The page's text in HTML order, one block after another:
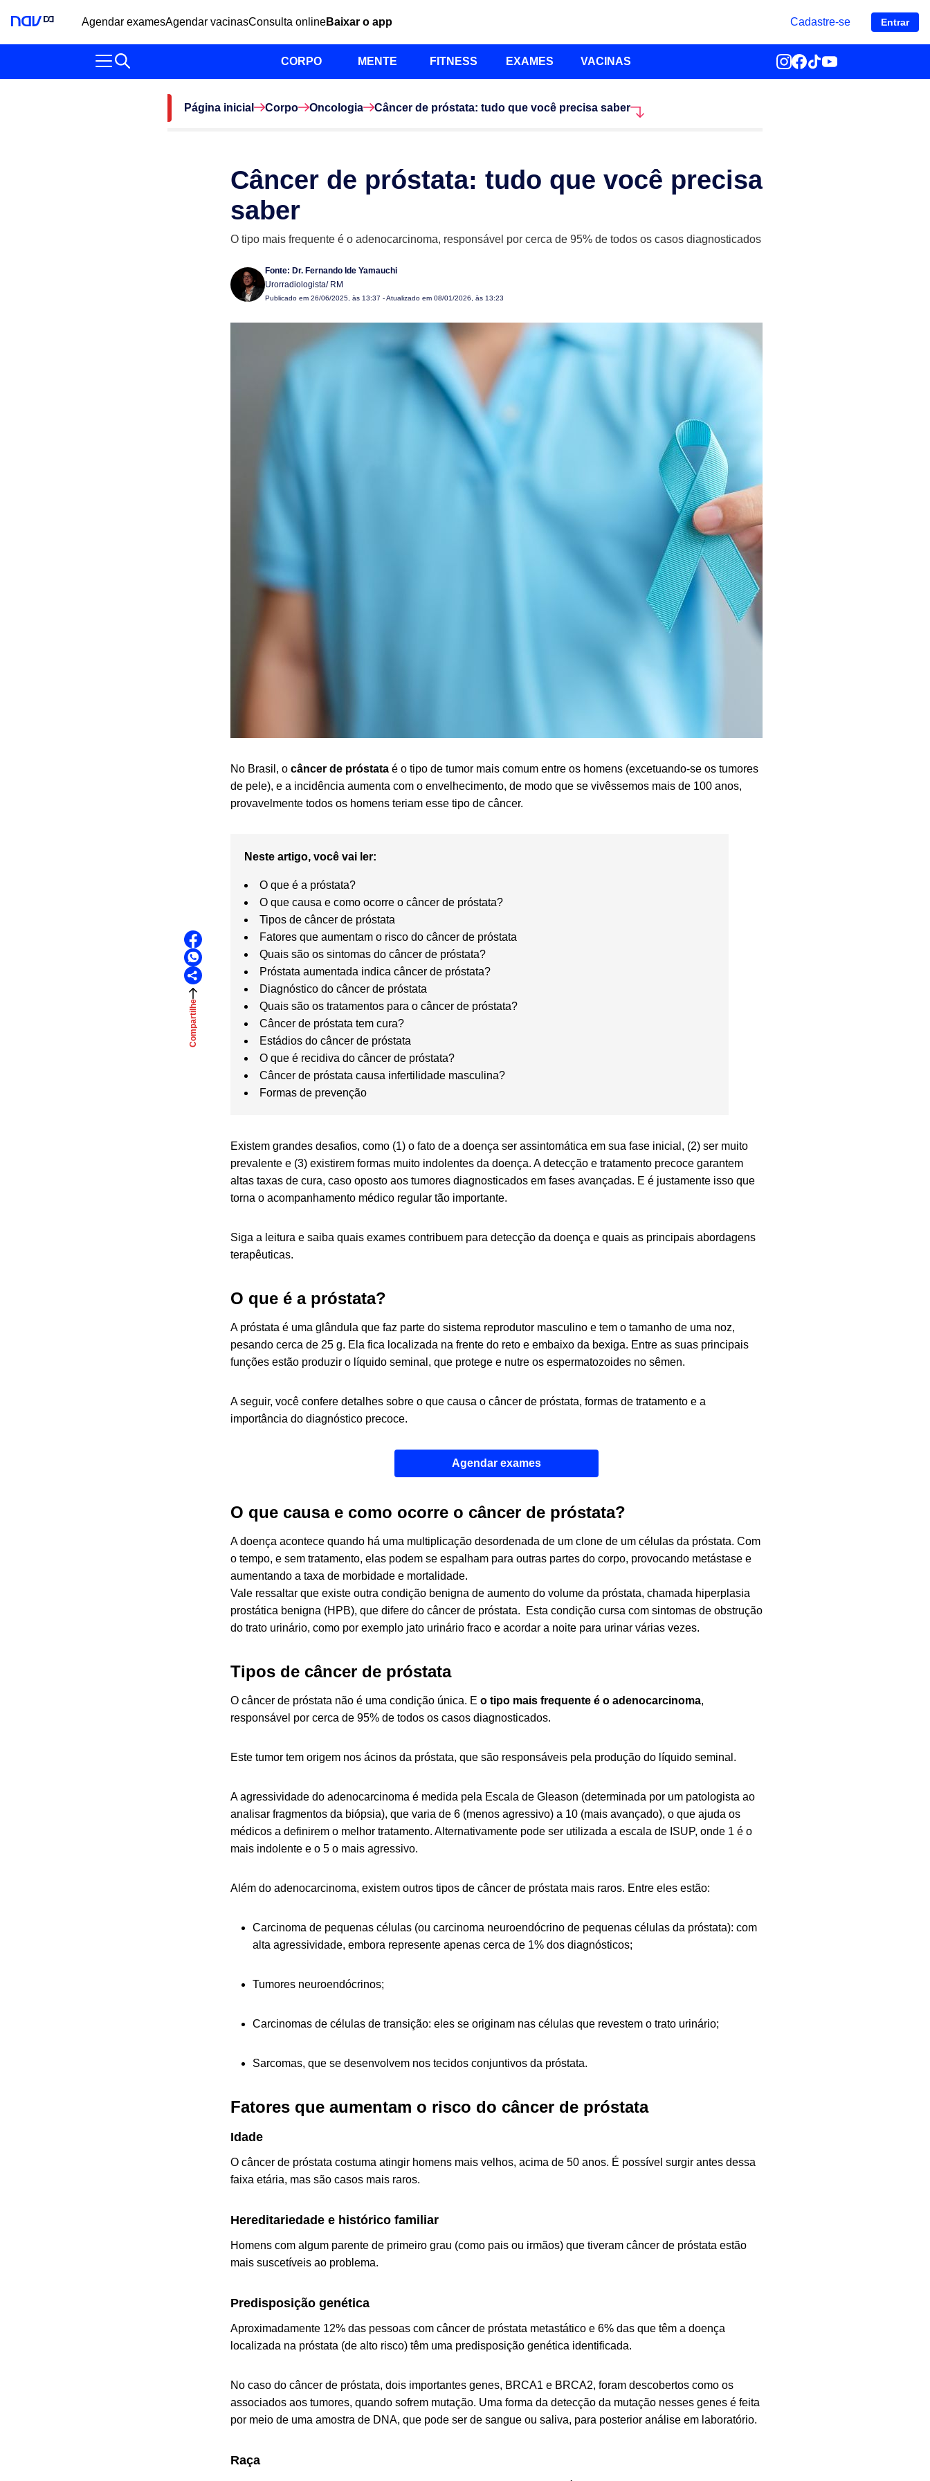
Agendar examesAgendar vacinasConsulta onlineBaixar o app Cadastre-se Entrar
CORPO MENTE FITNESS EXAMES VACINAS
Página inicial Corpo Oncologia Câncer de próstata: tudo que você precisa saber
Compartilhe
Câncer de próstata: tudo que você precisa
saber
O tipo mais frequente é o adenocarcinoma, responsável por cerca de 95% de todos os casos diagnosticados
Fonte: Dr. Fernando Ide Yamauchi
Urorradiologista/ RM
Publicado em 26/06/2025, às 13:37 - Atualizado em 08/01/2026, às 13:23
No Brasil, o câncer de próstata é o tipo de tumor mais comum entre os homens (excetuando-se os tumores
de pele), e a incidência aumenta com o envelhecimento, de modo que se vivêssemos mais de 100 anos,
provavelmente todos os homens teriam esse tipo de câncer.
Neste artigo, você vai ler:
O que é a próstata?
O que causa e como ocorre o câncer de próstata?
Tipos de câncer de próstata
Fatores que aumentam o risco do câncer de próstata
Quais são os sintomas do câncer de próstata?
Próstata aumentada indica câncer de próstata?
Diagnóstico do câncer de próstata
Quais são os tratamentos para o câncer de próstata?
Câncer de próstata tem cura?
Estádios do câncer de próstata
O que é recidiva do câncer de próstata?
Câncer de próstata causa infertilidade masculina?
Formas de prevenção
Existem grandes desafios, como (1) o fato de a doença ser assintomática em sua fase inicial, (2) ser muito
prevalente e (3) existirem formas muito indolentes da doença. A detecção e tratamento precoce garantem
altas taxas de cura, caso oposto aos tumores diagnosticados em fases avançadas. E é justamente isso que
torna o acompanhamento médico regular tão importante.
Siga a leitura e saiba quais exames contribuem para detecção da doença e quais as principais abordagens
terapêuticas.
O que é a próstata?
A próstata é uma glândula que faz parte do sistema reprodutor masculino e tem o tamanho de uma noz,
pesando cerca de 25 g. Ela fica localizada na frente do reto e embaixo da bexiga. Entre as suas principais
funções estão produzir o líquido seminal, que protege e nutre os espermatozoides no sêmen.
A seguir, você confere detalhes sobre o que causa o câncer de próstata, formas de tratamento e a
importância do diagnóstico precoce.
Agendar exames
O que causa e como ocorre o câncer de próstata?
A doença acontece quando há uma multiplicação desordenada de um clone de um células da próstata. Com
o tempo, e sem tratamento, elas podem se espalham para outras partes do corpo, provocando metástase e
aumentando a taxa de morbidade e mortalidade.
Vale ressaltar que existe outra condição benigna de aumento do volume da próstata, chamada hiperplasia
prostática benigna (HPB), que difere do câncer de próstata. Esta condição cursa com sintomas de obstrução
do trato urinário, como por exemplo jato urinário fraco e acordar a noite para urinar várias vezes.
Tipos de câncer de próstata
O câncer de próstata não é uma condição única. E o tipo mais frequente é o adenocarcinoma,
responsável por cerca de 95% de todos os casos diagnosticados.
Este tumor tem origem nos ácinos da próstata, que são responsáveis pela produção do líquido seminal.
A agressividade do adenocarcinoma é medida pela Escala de Gleason (determinada por um patologista ao
analisar fragmentos da biópsia), que varia de 6 (menos agressivo) a 10 (mais avançado), o que ajuda os
médicos a definirem o melhor tratamento. Alternativamente pode ser utilizada a escala de ISUP, onde 1 é o
mais indolente e o 5 o mais agressivo.
Além do adenocarcinoma, existem outros tipos de câncer de próstata mais raros. Entre eles estão:
Carcinoma de pequenas células (ou carcinoma neuroendócrino de pequenas células da próstata): com
alta agressividade, embora represente apenas cerca de 1% dos diagnósticos;
Tumores neuroendócrinos;
Carcinomas de células de transição: eles se originam nas células que revestem o trato urinário;
Sarcomas, que se desenvolvem nos tecidos conjuntivos da próstata.
Fatores que aumentam o risco do câncer de próstata
Idade
O câncer de próstata costuma atingir homens mais velhos, acima de 50 anos. É possível surgir antes dessa
faixa etária, mas são casos mais raros.
Hereditariedade e histórico familiar
Homens com algum parente de primeiro grau (como pais ou irmãos) que tiveram câncer de próstata estão
mais suscetíveis ao problema.
Predisposição genética
Aproximadamente 12% das pessoas com câncer de próstata metastático e 6% das que têm a doença
localizada na próstata (de alto risco) têm uma predisposição genética identificada.
No caso do câncer de próstata, dois importantes genes, BRCA1 e BRCA2, foram descobertos como os
associados aos tumores, quando sofrem mutação. Uma forma da detecção da mutação nesses genes é feita
por meio de uma amostra de DNA, que pode ser de sangue ou saliva, para posterior análise em laboratório.
Raça